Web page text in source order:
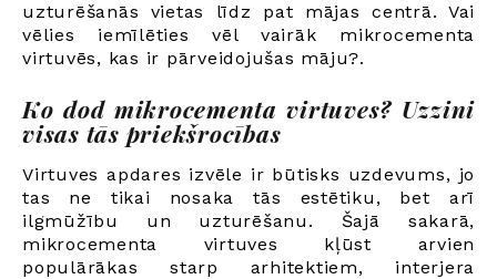
uzturēšanās vietas līdz pat mājas centrā. Vai
vēlies iemīlēties vēl vairāk mikrocementa
virtuvēs, kas ir pārveidojušas māju?.
Ko dod mikrocementa virtuves? Uzzini
visas tās priekšrocības
Virtuves apdares izvēle ir būtisks uzdevums, jo
tas ne tikai nosaka tās estētiku, bet arī
ilgmūžību un uzturēšanu. Šajā sakarā,
mikrocementa virtuves kļūst arvien
populārākas starp arhitektiem, interjera